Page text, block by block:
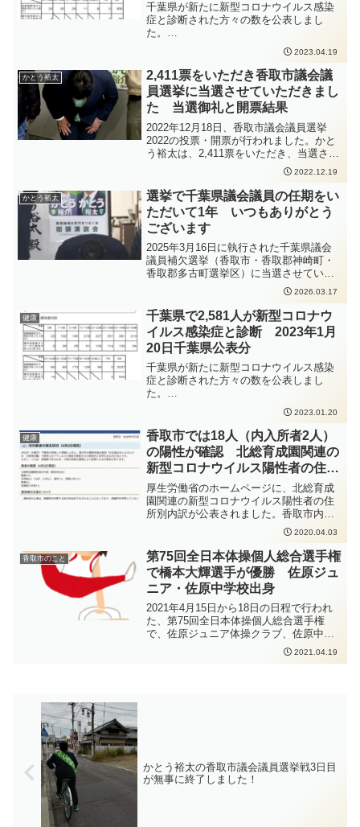
千葉県が新たに新型コロナウイルス感染
症と診断された方々の数を公表しまし
た。
https://www.pref.chiba.lg.jp/shippei/press/
2023/ncov20230419-1.html発生届出の対
象となる方は、以下の要件にあてはまる
方、となります。65歳以上の方入院を要
する方重症化リスクがあり、かつ、新型
コロナ治療薬の投与が必要な方又は重症
化リスクがあり、かつ、新型コロナ罹患
により新たに酸素投与が必要な方妊娠さ
れている方新型コロナウイルス感染症の
感染拡大防止のため手洗いの徹底、具合
の悪い時は外出を控えること、人と人と
の距離を取ること、必要な場面・有効な
場面でのマスク着用、密集・密接・密閉
を避けることなどの感染症対策をしっか
りと行っていただくよう、お願いいたし
ます
2023.04.19
かとう裕太
2,411票をいただき香取市議会議
員選挙に当選させていただきまし
た 当選御礼と開票結果
2022年12月18日、香取市議会議員選挙
2022の投票・開票が行われました。かと
う裕太は、2,411票をいただき、当選させ
ていただきました。望外の結果に大変驚
くと同時に、ご支援いただいたみなさん
への感謝の気持ちでいっぱいになりまし
た。この結果は、かとう裕太一人では絶
対に達成できませんでした。ご支援いた
だきましたみなさんのおかげです。本当
にありがとうございました！次の任期も
確りと活動をし、また、確りとご報告さ
せていただきますので、かとう裕太の活
動を確りとチェックしていただけました
2022.12.19
かとう裕太
選挙で千葉県議会議員の任期をい
ただいて1年 いつもありがとう
ございます
2025年3月16日に執行された千葉県議会
議員補欠選挙（香取市・香取郡神崎町・
香取郡多古町選挙区）に当選させていた
だき、18日に当選証書をいただいてか
ら、1年となりました。この1年間、無所
属でありながら議会内外で思い切り活動
してこられたのはみなさんのおかげで
す。ありがとうございます。また、環境
が変わった中でも支えてくれた家族には
感謝しかありません。ありがとうござい
ます。またここから色々な環境が変わっ
ていく節目にもなる時期であるなとも思
っています。改めて気を引き締めて、地
元のために精一杯精進して参りますの
で、今後とも活動をチェックしていただ
ければ幸いです。
2026.03.17
健康
千葉県で2,581人が新型コロナウ
イルス感染症と診断 2023年1月
20日千葉県公表分
千葉県が新たに新型コロナウイルス感染
症と診断された方々の数を公表しまし
た。
https://www.pref.chiba.lg.jp/shippei/press/
2022/ncov20230120-1.html発生届出の対
象となる方は、以下の要件にあてはまる
方、となります。65歳以上の方入院を要
する方重症化リスクがあり、かつ、新型
コロナ治療薬の投与が必要な方又は重症
化リスクがあり、かつ、新型コロナ罹患
により新たに酸素投与が必要な方妊娠さ
れている方新型コロナウイルス感染症の
感染拡大防止のため、手洗いの徹底、人
と人との距離をできるだけ2m以上（最低
1m以上）取ること、会話をするときはマ
スクを着用すること、密集・密接・密閉
を避けることなどの感染症対策をしっか
りと行っていただくよう、お願いいたし
2023.01.20
健康
香取市では18人（内入所者2人）
の陽性が確認 北総育成園関連の
新型コロナウイルス陽性者の住所
別内訳を公表
厚生労働省のホームページに、北総育成
園関連の新型コロナウイルス陽性者の住
所別内訳が公表されました。香取市内に
住所がある方で陽性が確認されたのは、
16人（内入所者2人）となっています。こ
れは速報値で今後詳細な調査により変更
となる可能性があるとのことです。ま
た、入所者については、施設所在地とし
て整理されることになります。
2020.04.03
香取市のこと
第75回全日本体操個人総合選手権
で橋本大輝選手が優勝 佐原ジュ
ニア・佐原中学校出身
2021年4月15日から18日の日程で行われ
た、第75回全日本体操個人総合選手権
で、佐原ジュニア体操クラブ、佐原中学
校出身の橋本大輝選手が男子個人総合決
勝で初優勝を飾りました。予選では7位と
2021.04.19
かとう裕太の香取市議会議員選挙戦3日目
が無事に終了しました！